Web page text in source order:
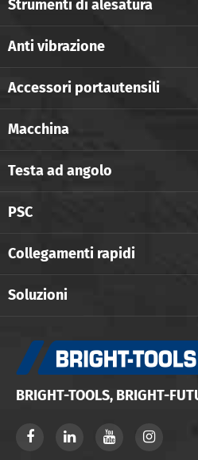
Strumenti di alesatura
Anti vibrazione
Accessori portautensili
Macchina
Testa ad angolo
PSC
Collegamenti rapidi
Soluzioni
BRIGHT-TOOLS, BRIGHT-